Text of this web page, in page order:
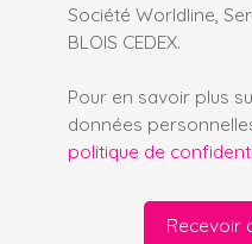
Société Worldline,
BLOIS CEDEX.
Pour en savoir plus
données
politique de
Recevoir